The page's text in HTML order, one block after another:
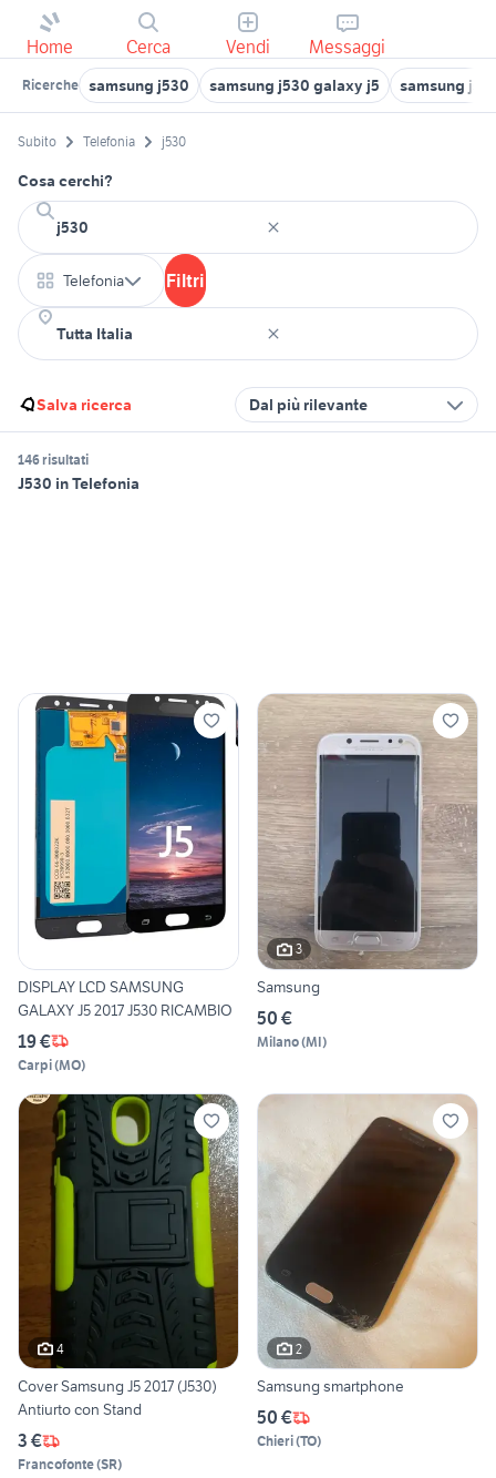
Home Cerca Vendi Messaggi
Ricerche samsung j530 samsung j530 galaxy j5 samsung
Subito Telefonia j530
Cosa cerchi?
Telefonia Filtri
Salva ricerca Dal più rilevante
146 risultati
J530 in Telefonia
DISPLAY LCD SAMSUNG
GALAXY J5 2017 J530 RICAMBIO
19 €
Carpi(MO)
3
Samsung
50 €
Milano(MI)
4
Cover Samsung J5 2017 (J530)
Antiurto con Stand
3 €
Francofonte(SR)
2
Samsung smartphone
50 €
Chieri(TO)